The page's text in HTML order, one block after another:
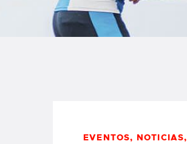
EVENTOS, NOTICIAS,